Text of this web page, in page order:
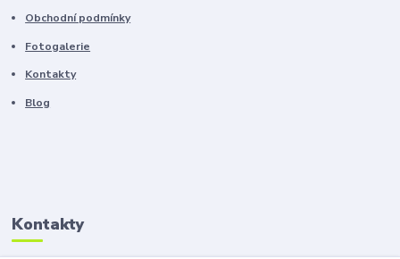
Obchodní podmínky
Fotogalerie
Kontakty
Blog
Kontakty